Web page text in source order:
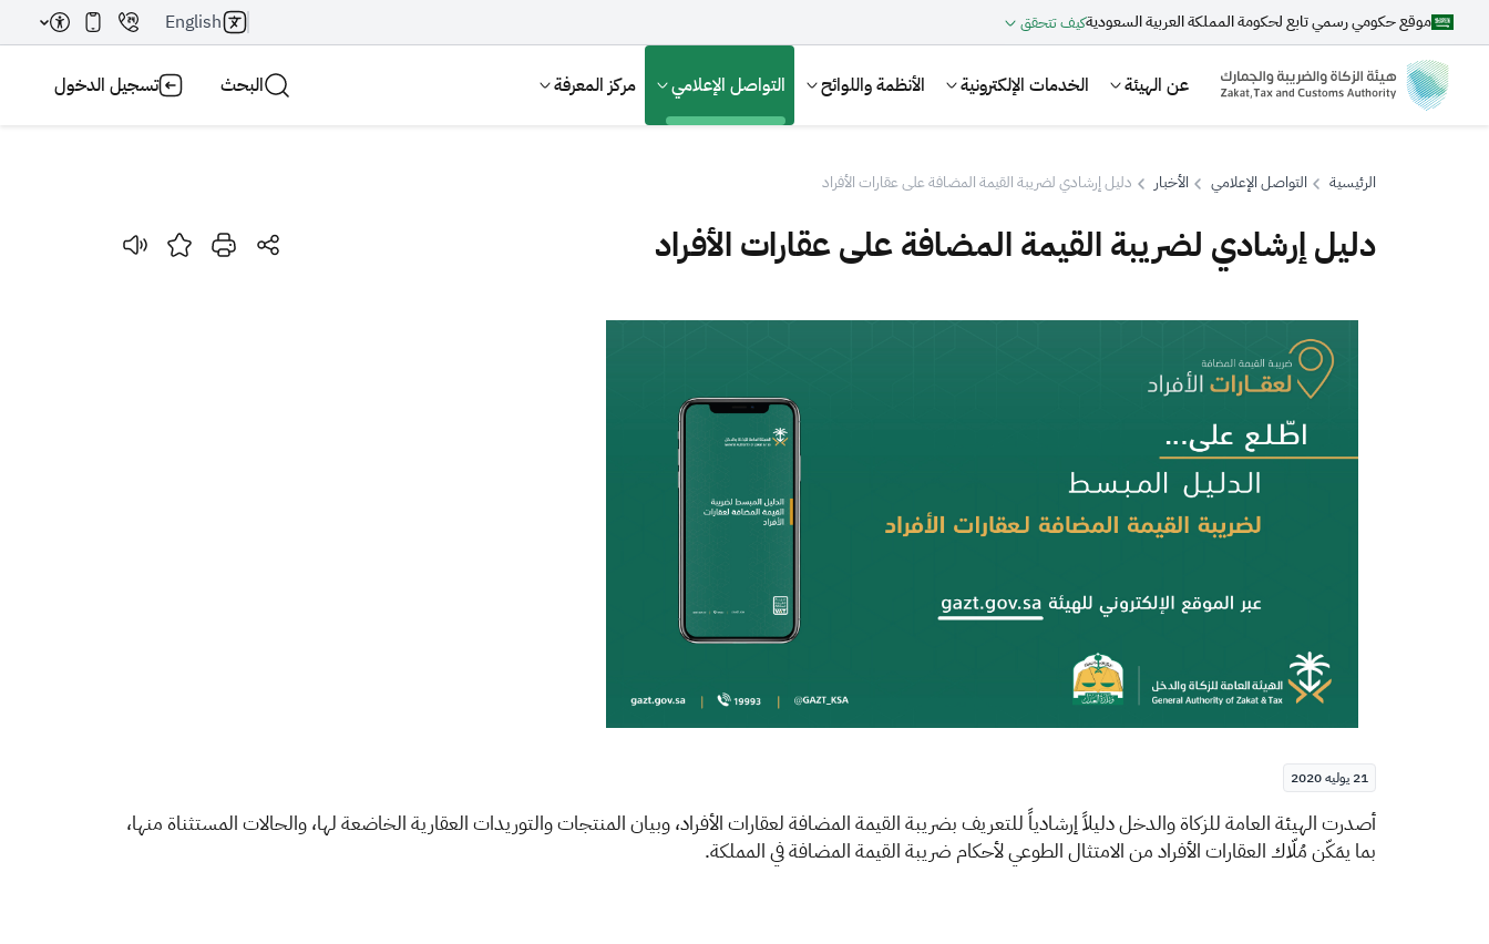
موقع حكومي رسمي تابع لحكومة المملكة العربية السعوديةكيف تتحقق English
عن الهيئة الخدمات الإلكترونية الأنظمة واللوائح التواصل الإعلامي مركز المعرفة البحث تسجيل الدخول
بحث
اقتراحات
الجمارك التصرفات العقارية
الرئيسية التواصل الإعلامي الأخبار دليل إرشادي لضريبة القيمة المضافة على عقارات الأفراد
دليل إرشادي لضريبة القيمة المضافة على عقارات الأفراد
21 يوليه 2020
​​​أصدرت الهيئة العامة للزكاة والدخل دليلاً إرشادياً للتعريف بضريبة القيمة المضافة لعقارات الأفراد، وبيان المنتجات والتوريدات العقارية الخاضعة لها، والحالات المستثناة منها،
بما يمَكّن مُلّاك العقارات الأفراد من الامتثال الطوعي لأحكام ضريبة القيمة المضافة في المملكة.